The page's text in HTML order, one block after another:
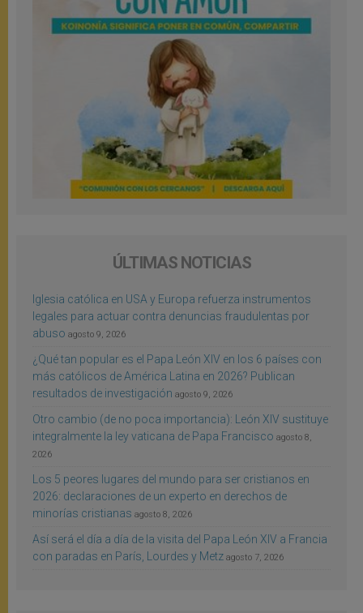
ÚLTIMAS NOTICIAS
Iglesia católica en USA y Europa refuerza instrumentos
legales para actuar contra denuncias fraudulentas por
abuso agosto 9, 2026
¿Qué tan popular es el Papa León XIV en los 6 países con
más católicos de América Latina en 2026? Publican
resultados de investigación agosto 9, 2026
Otro cambio (de no poca importancia): León XIV sustituye
integralmente la ley vaticana de Papa Francisco agosto 8,
2026
Los 5 peores lugares del mundo para ser cristianos en
2026: declaraciones de un experto en derechos de
minorías cristianas agosto 8, 2026
Así será el día a día de la visita del Papa León XIV a Francia
con paradas en París, Lourdes y Metz agosto 7, 2026